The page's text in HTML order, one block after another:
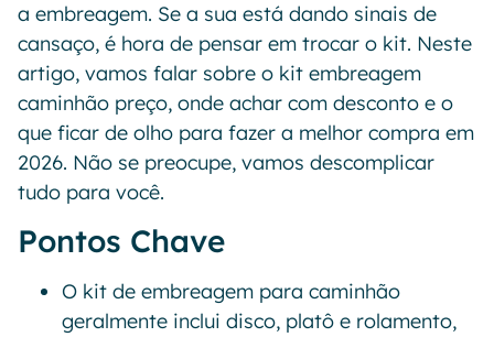
a embreagem. Se a sua está dando sinais de
cansaço, é hora de pensar em trocar o kit. Neste
artigo, vamos falar sobre o kit embreagem
caminhão preço, onde achar com desconto e o
que ficar de olho para fazer a melhor compra em
2026. Não se preocupe, vamos descomplicar
tudo para você.
Pontos Chave
O kit de embreagem para caminhão
geralmente inclui disco, platô e rolamento,